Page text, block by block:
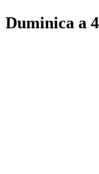
Duminica a